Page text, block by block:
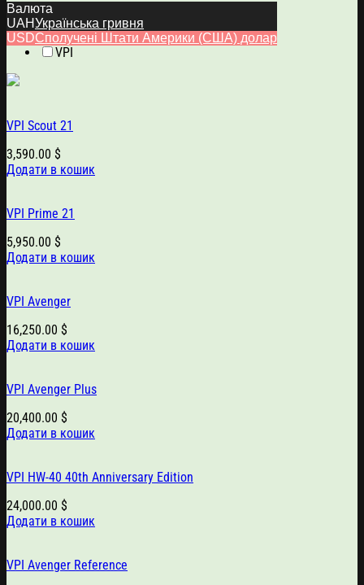
Усе для вінілу
Програвачі вінілу
VPI
VPI Scout 21
3,590.00 $
Додати в кошик
VPI Prime 21
5,950.00 $
Додати в кошик
VPI Avenger
16,250.00 $
Додати в кошик
VPI Avenger Plus
20,400.00 $
Додати в кошик
VPI HW-40 40th Anniversary Edition
24,000.00 $
Додати в кошик
VPI Avenger Reference
Валюта
UAHУкраїнська гривня
USDСполучені Штати Америки (США) долар